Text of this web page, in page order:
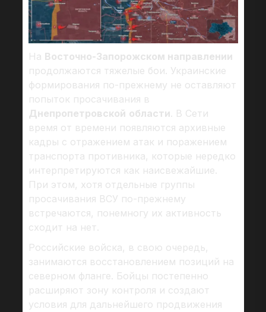
На Восточно-Запорожском направлении
продолжаются тяжелые бои. Украинские
формирования по-прежнему не оставляют
попыток просачивания в
Днепропетровской области. В Сети
время от времени появляются архивные
кадры с отражением атак и поражением
транспорта противника, которые нередко
интерпретируются как наисвежайшие.
При этом, хотя отдельные группы
просачивания ВСУ по-прежнему
встречаются, понемногу их активность
сходит на нет.
Российские войска, в свою очередь,
занимаются восстановлением позиций на
северном фланге. Бойцы постепенно
расширяют зону контроля и создают
условия для дальнейшего продвижения